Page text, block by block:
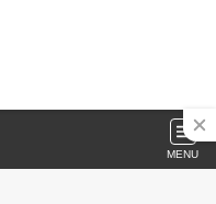
MENU